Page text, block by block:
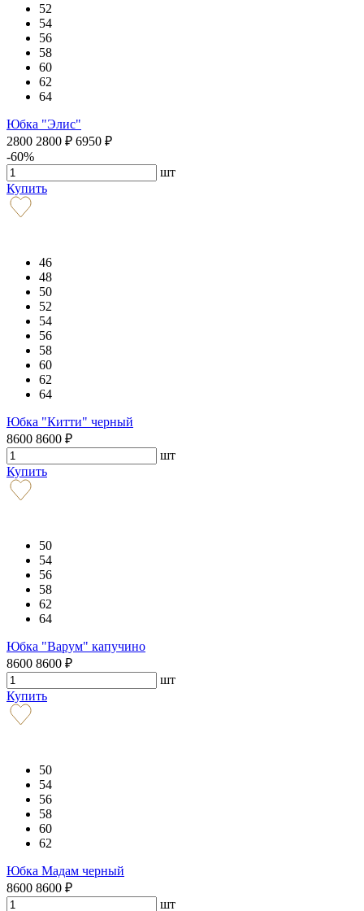
52
54
56
58
60
62
64
Юбка "Элис"
2800 2800 ₽ 6950 ₽
-60%
шт
Купить
46
48
50
52
54
56
58
60
62
64
Юбка "Китти" черный
8600 8600 ₽
шт
Купить
50
54
56
58
62
64
Юбка "Варум" капучино
8600 8600 ₽
шт
Купить
50
54
56
58
60
62
Юбка Мадам черный
8600 8600 ₽
шт